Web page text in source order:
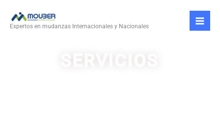
contenido
Expertos en mudanzas Internacionales y Nacionales